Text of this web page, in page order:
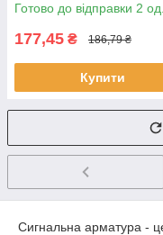
Готово до відправки 2 од.
177,45 ₴ 186,79 ₴
Купити
Сигнальна арматура -